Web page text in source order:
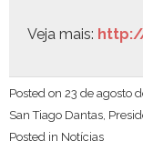
Veja mais:
Posted on 23 de agosto
San Tiago Dantas,
Posted in Notícias